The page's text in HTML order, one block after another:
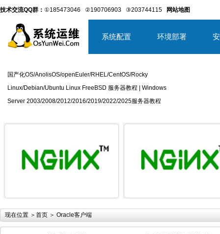
技术交流QQ群： ①185473046 ②190706903 ③203744115 网站地图
系统配置 环境部署
国产化OS/AnolisOS/openEuler/RHEL/CentOS/Rocky
Linux/Debian/Ubuntu Linux FreeBSD 服务器教程 | Windows
Server 2003/2008/2012/2016/2019/2022/2025服务器教程
现在位置 ＞ 首页 ＞ Oracle客户端